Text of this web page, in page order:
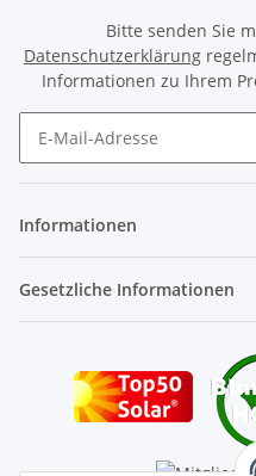
Bitte senden Sie
Datenschutzerklärung
Informationen zu Ihrem
Informationen
Gesetzliche Informationen